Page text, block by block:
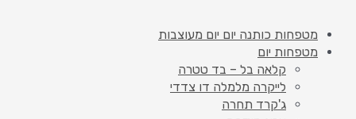
מטפחות כותנה יום יום מעוצבות
מטפחות יום
קלאה בל – בד טטרה
לייקרה מלמלה דו צדדי
ג'קרד תחרה